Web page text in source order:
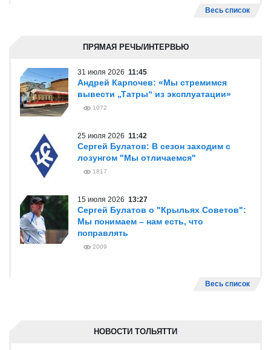
Весь список
ПРЯМАЯ РЕЧЬ/ИНТЕРВЬЮ
31 июля 2026 11:45
Андрей Карпочев: «Мы стремимся
вывести „Татры“ из эксплуатации»
1072
25 июля 2026 11:42
Сергей Булатов: В сезон заходим с
лозунгом "Мы отличаемся"
1817
15 июля 2026 13:27
Сергей Булатов о "Крыльях Советов":
Мы понимаем – нам есть, что
поправлять
2009
Весь список
НОВОСТИ ТОЛЬЯТТИ